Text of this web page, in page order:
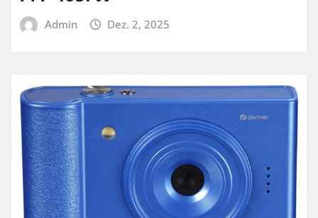
Admin Dez. 2, 2025